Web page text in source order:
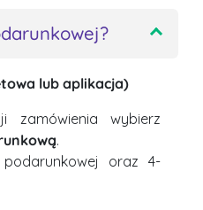
lub aplikacja)
zamówienia wybierz
.
oraz 4-